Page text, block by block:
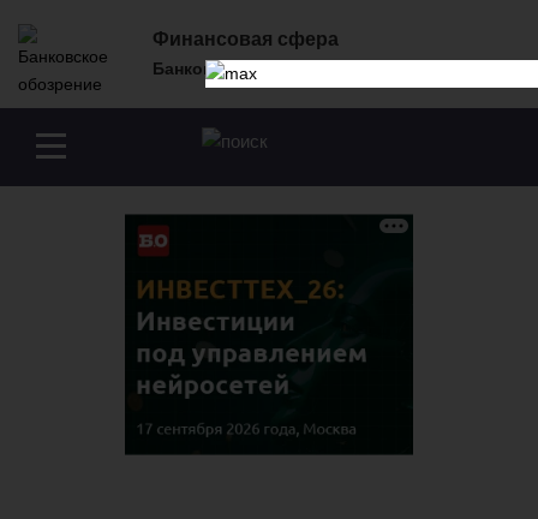
Финансовая сфера
Банковское обозрение